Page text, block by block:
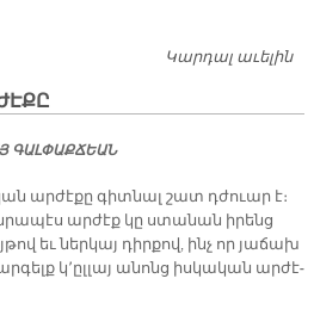
Կարդալ աւելին
ԳԱԼ­ՓԱՔ­ՃԵԱՆ
ար­ժէ­քը գիտ­նալ շատ դժուար է։
ար­ժէք կը ստա­նան ի­րենց
եւ ներ­կայ դիր­քով, ինչ որ յա­ճախ
կ՚ըլ­լայ ա­նոնց իս­կա­կան ար­ժէ­